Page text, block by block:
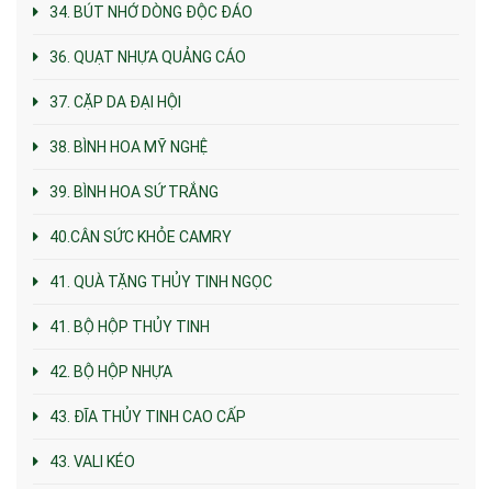
34. BÚT NHỚ DÒNG ĐỘC ĐÁO
36. QUẠT NHỰA QUẢNG CÁO
37. CẶP DA ĐẠI HỘI
38. BÌNH HOA MỸ NGHỆ
39. BÌNH HOA SỨ TRẮNG
40.CÂN SỨC KHỎE CAMRY
41. QUÀ TẶNG THỦY TINH NGỌC
41. BỘ HỘP THỦY TINH
42. BỘ HỘP NHỰA
43. ĐĨA THỦY TINH CAO CẤP
43. VALI KÉO